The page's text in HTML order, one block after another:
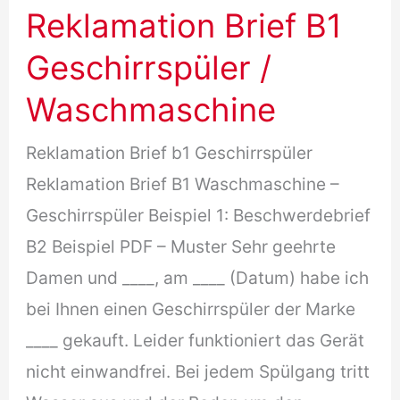
Reklamation Brief B1
Geschirrspüler /
Waschmaschine
Reklamation Brief b1 Geschirrspüler
Reklamation Brief B1 Waschmaschine –
Geschirrspüler Beispiel 1: Beschwerdebrief
B2 Beispiel PDF – Muster Sehr geehrte
Damen und ____, am ____ (Datum) habe ich
bei Ihnen einen Geschirrspüler der Marke
____ gekauft. Leider funktioniert das Gerät
nicht einwandfrei. Bei jedem Spülgang tritt